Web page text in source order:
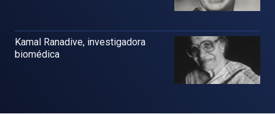
Kamal Ranadive, investigadora
biomédica